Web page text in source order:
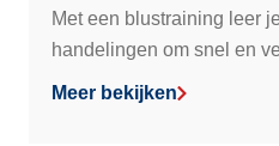
Met een blustraining leer
handelingen om snel en
Meer bekijken